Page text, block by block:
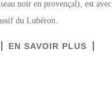
noir en provençal), est
du Lubéron.
EN SAVOIR PLUS